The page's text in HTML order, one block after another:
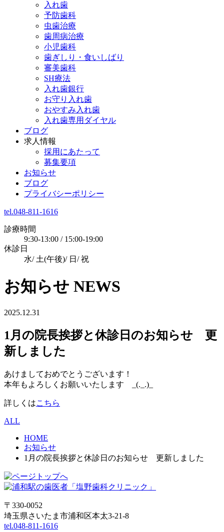
入れ歯
予防歯科
虫歯治療
歯周病治療
小児歯科
歯ぎしり・食いしばり
審美歯科
SH療法
入れ歯銀行
お守り入れ歯
おやすみ入れ歯
入れ歯専用ダイヤル
ブログ
求人情報
採用にあたって
募集要項
お知らせ
ブログ
プライバシーポリシー
tel.048-811-1616
診療時間
9:30-13:00 / 15:00-19:00
休診日
水/ 土(午後)/ 日/ 祝
お知らせ NEWS
2025.12.31
1月の院長挨拶と休診日のお知らせ 更
新しました
あけましておめでとうございます！
本年もよろしくお願いいたします _(._.)_
詳しくはこちら
ALL
HOME
お知らせ
1月の院長挨拶と休診日のお知らせ 更新しました
〒330-0052
埼玉県さいたま市浦和区本太3-21-8
tel.048-811-1616